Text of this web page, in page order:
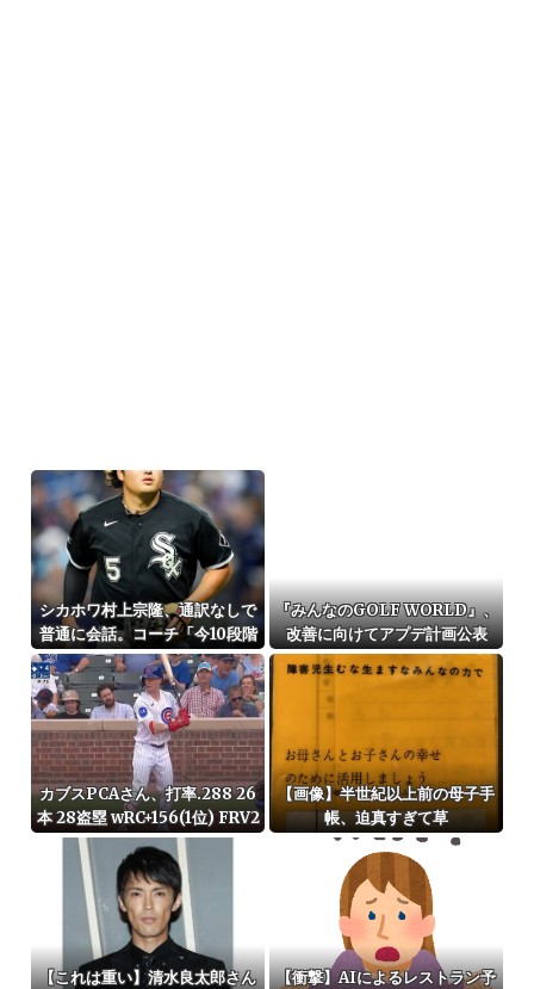
シカホワ村上宗隆、通訳なしで
普通に会話。コーチ「今10段階
で6ぐらい。来た時は0だった
（笑）」
『みんなのGOLF WORLD』、
改善に向けてアプデ計画公表
カブスPCAさん、打率.288 26
本 28盗塁 wRC+156(1位) FRV2
4(1位) fWAR7.8(1位)←これ
【画像】半世紀以上前の母子手
帳、迫真すぎて草
【これは重い】清水良太郎さん
【衝撃】AIによるレストラン予